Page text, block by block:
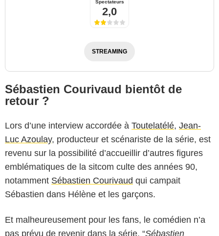
Spectateurs
2,0
STREAMING
Sébastien Courivaud bientôt de
retour ?
Lors d’une interview accordée à Toutelatélé, Jean-
Luc Azoulay, producteur et scénariste de la série, est
revenu sur la possibilité d’accueillir d’autres figures
emblématiques de la sitcom culte des années 90,
notamment Sébastien Courivaud qui campait
Sébastien dans Hélène et les garçons.
Et malheureusement pour les fans, le comédien n’a
pas prévu de revenir dans la série. “Sébastien